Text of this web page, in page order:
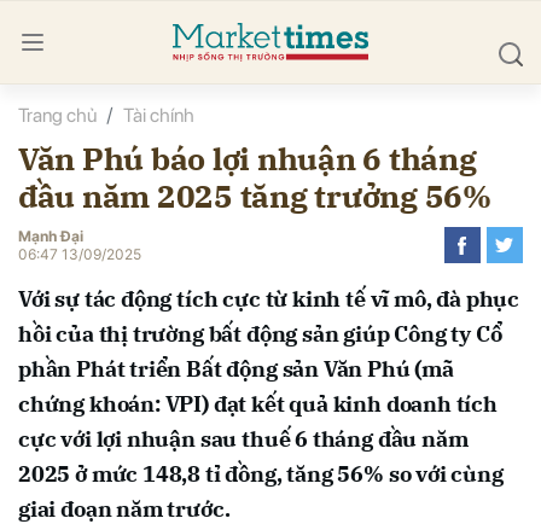
Trang chủ Tài chính
Văn Phú báo lợi nhuận 6 tháng
đầu năm 2025 tăng trưởng 56%
Mạnh Đại
06:47 13/09/2025
Với sự tác động tích cực từ kinh tế vĩ mô, đà phục
hồi của thị trường bất động sản giúp Công ty Cổ
phần Phát triển Bất động sản Văn Phú (mã
chứng khoán: VPI) đạt kết quả kinh doanh tích
cực với lợi nhuận sau thuế 6 tháng đầu năm
2025 ở mức 148,8 tỉ đồng, tăng 56% so với cùng
giai đoạn năm trước.
luận
Hủy